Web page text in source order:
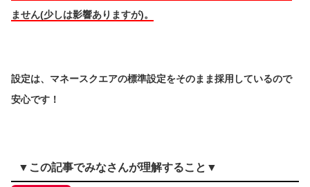
ません(少しは影響ありますが)。
設定は、マネースクエアの標準設定をそのまま採用しているので
安心です！
▼この記事でみなさんが理解すること▼